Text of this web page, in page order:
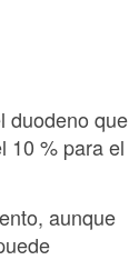
duodeno que
10 % para el
aunque